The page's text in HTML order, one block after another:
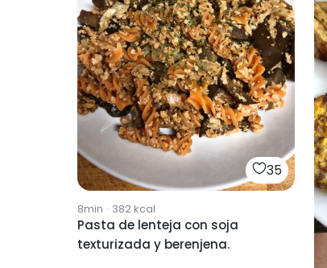
35
8min · 382kcal
Pasta de lenteja con soja
texturizada y berenjena.